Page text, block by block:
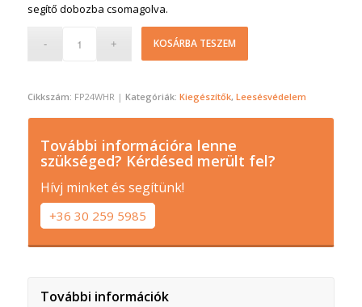
segítő dobozba csomagolva.
KOSÁRBA TESZEM
Cikkszám: FP24WHR Kategóriák: Kiegészítők, Leesésvédelem
További információra lenne
szükséged? Kérdésed merült fel?
Hívj minket és segítünk!
+36 30 259 5985
További információk